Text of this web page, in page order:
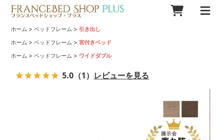
ホーム >ベッドフレーム > 引き出し
ホーム >ベッドフレーム >宮付きベッド
ホーム >ベッドフレーム > ワイドダブル
5.0 （1） レビューを見る